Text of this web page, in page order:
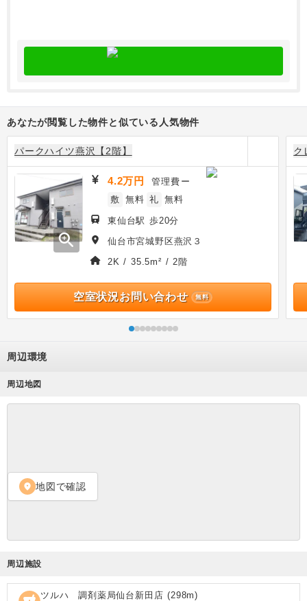
あなたが閲覧した物件と似ている人気物件
パークハイツ燕沢【2階】
zoom_in
4.2万円 管理費 ー
敷 無料 礼 無料
東仙台駅 歩20分
仙台市宮城野区燕沢３
2K / 35.5m² / 2階
空室状況お問い合わせ 無料
ク
周辺環境
周辺地図
location_on 地図で確認
周辺施設
ツルハ 調剤薬局仙台新田店 (298m)